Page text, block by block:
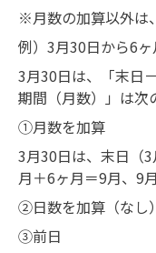
※月数の加算以外は
例）3月30日から6
3月30日は、「末日
期間（月数）」は次
①月数を加算
3月30日は、末日（
月＋6ヶ月＝9月、9
②日数を加算（なし）
③前日